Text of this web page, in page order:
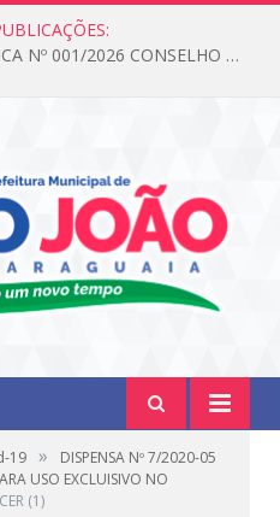
EDITAL DE CHAMADA PÚBLICA Nº 001/2026 CONSELHO DOS DIREITOS DA CRIANÇA E DO ADOLESCENTE
19 »
DISPENSA Nº 7/2020-05
USO EXCLUISIVO NO
(1)